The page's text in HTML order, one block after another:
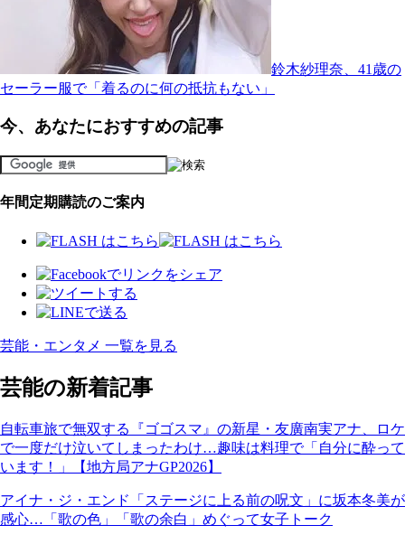
鈴木紗理奈、41歳の
セーラー服で「着るのに何の抵抗もない」
今、あなたにおすすめの記事
年間定期購読のご案内
芸能・エンタメ 一覧を見る
芸能の新着記事
自転車旅で無双する『ゴゴスマ』の新星・友廣南実アナ、ロケ
で一度だけ泣いてしまったわけ…趣味は料理で「自分に酔って
います！」【地方局アナGP2026】
アイナ・ジ・エンド「ステージに上る前の呪文」に坂本冬美が
感心…「歌の色」「歌の余白」めぐって女子トーク